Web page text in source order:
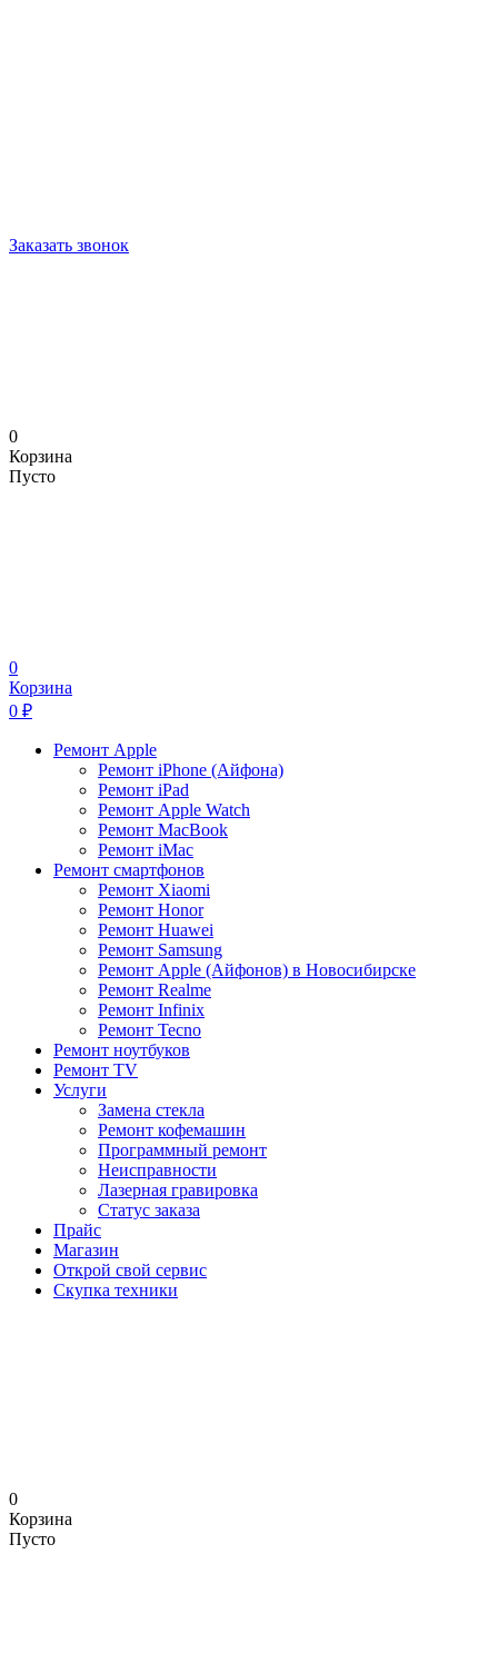
Заказать звонок
0
Корзина
Пусто
0
Корзина
0 ₽
Ремонт Apple
Ремонт iPhone (Айфона)
Ремонт iPad
Ремонт Apple Watch
Ремонт MacBook
Ремонт iMac
Ремонт смартфонов
Ремонт Xiaomi
Ремонт Honor
Ремонт Huawei
Ремонт Samsung
Ремонт Apple (Айфонов) в Новосибирске
Ремонт Realme
Ремонт Infinix
Ремонт Tecno
Ремонт ноутбуков
Ремонт TV
Услуги
Замена стекла
Ремонт кофемашин
Программный ремонт
Неисправности
Лазерная гравировка
Статус заказа
Прайс
Магазин
Открой свой сервис
Скупка техники
0
Корзина
Пусто